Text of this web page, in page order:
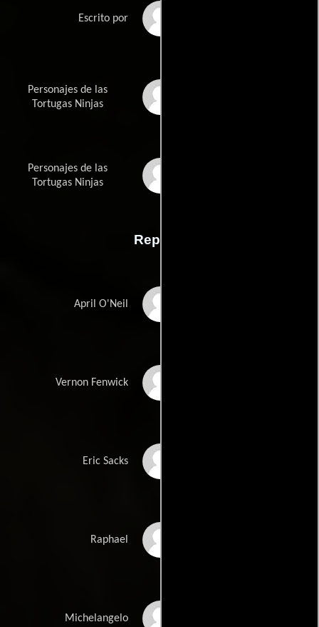
Escrito por
Personajes de las
Tortugas Ninjas
Personajes de las
Tortugas Ninjas
Reparto
April O'Neil
Vernon Fenwick
Eric Sacks
Raphael
Michelangelo